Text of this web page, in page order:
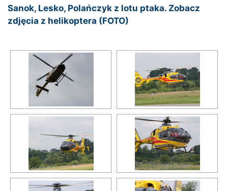
Sanok, Lesko, Polańczyk z lotu ptaka. Zobacz
zdjęcia z helikoptera (FOTO)